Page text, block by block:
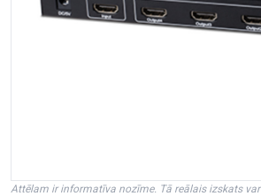
Attēlam ir informatīva nozīme. Tā reālais izskats